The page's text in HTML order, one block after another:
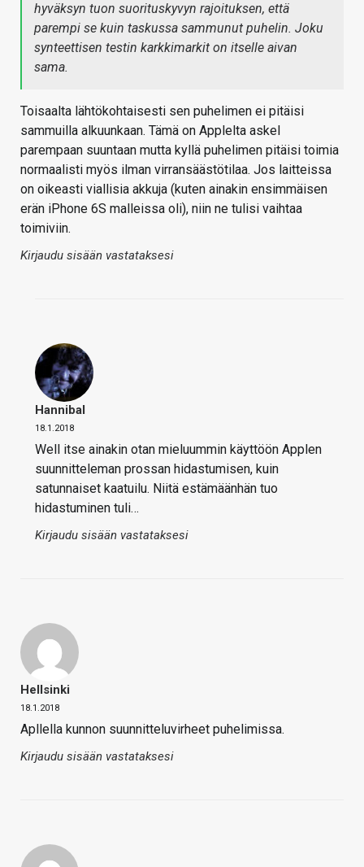
hyväksyn tuon suorituskyvyn rajoituksen, että
parempi se kuin taskussa sammunut puhelin. Joku
synteettisen testin karkkimarkit on itselle aivan
sama.
Toisaalta lähtökohtaisesti sen puhelimen ei pitäisi
sammuilla alkuunkaan. Tämä on Applelta askel
parempaan suuntaan mutta kyllä puhelimen pitäisi toimia
normaalisti myös ilman virransäästötilaa. Jos laitteissa
on oikeasti viallisia akkuja (kuten ainakin ensimmäisen
erän iPhone 6S malleissa oli), niin ne tulisi vaihtaa
toimiviin.
Kirjaudu sisään vastataksesi
Hannibal
18.1.2018
Well itse ainakin otan mieluummin käyttöön Applen
suunnitteleman prossan hidastumisen, kuin
satunnaiset kaatuilu. Niitä estämäänhän tuo
hidastuminen tuli…
Kirjaudu sisään vastataksesi
Hellsinki
18.1.2018
Apllella kunnon suunnitteluvirheet puhelimissa.
Kirjaudu sisään vastataksesi